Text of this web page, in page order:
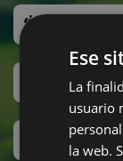
Ocio y
San Fermín
Ese
La
usuario
la web.